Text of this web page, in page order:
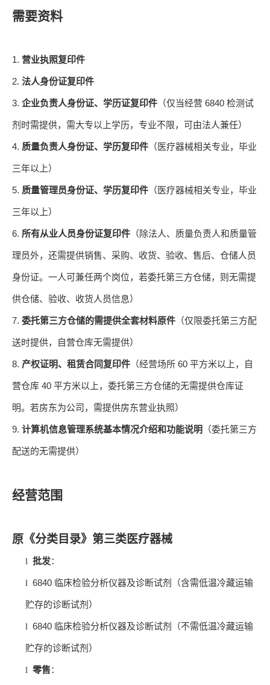
需要资料
1. 营业执照复印件
2.法人身份证复印件
3.企业负责人身份证、学历证复印件 （仅当经营 6840检测试
剂时需提供，需大专以上学历，专业不限，可由法人兼任）
4. 质量负责人身份证、学历复印件 （医疗器械相关专业，毕业
三年以上）
5. 质量管理员身份证、学历复印件 （医疗器械相关专业，毕业
三年以上）
6. 所有从业人员身份证复印件 （除法人、质量负责人和质量管
理员外，还需提供销售、采购、收货、验收、售后、仓储人员
身份证。一人可兼任两个岗位，若委托第三方仓储，则无需提
供仓储、验收、收货人员信息）
7.委托第三方仓储的需提供全套材料原件 （仅限委托第三方配
送时提供，自营仓库无需提供）
8. 产权证明、租赁合同复印件 （经营场所 60平方米以上，自
营仓库40平方米以上，委托第三方仓储的无需提供仓库证
明。若房东为公司，需提供房东营业执照）
9.计算机信息管理系统基本情况介绍和功能说明 （委托第三方
配送的无需提供）
经营范围
原《分类目录》第三类医疗器械
l 批发：
l 6840 临床检验分析仪器及诊断试剂（含需低温冷藏运输
贮存的诊断试剂）
l 6840 临床检验分析仪器及诊断试剂（不需低温冷藏运输
贮存的诊断试剂）
l 零售：